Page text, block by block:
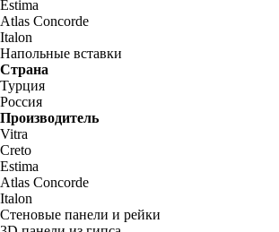
Estima
Atlas Concorde
Italon
Напольные вставки
Страна
Турция
Россия
Производитель
Vitra
Creto
Estima
Atlas Concorde
Italon
Стеновые панели и рейки